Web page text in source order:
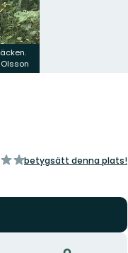
betygsätt denna plats!